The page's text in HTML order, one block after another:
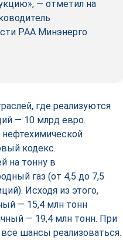
— отметил на
РАА Минэнерго
где реализуются
— 10 млрд евро.
кодекс.
на тонну в
газ (от 4,5 до 7,5
Исходя из этого,
— 15,4 млн тонн
— 19,4 млн тонн. При
шансы реализоваться.